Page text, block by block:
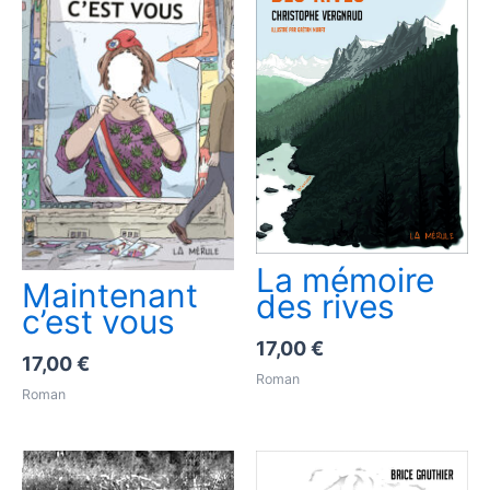
Maintenant
c’est vous
17,00€
Roman
La mémoire
des rives
17,00€
Roman